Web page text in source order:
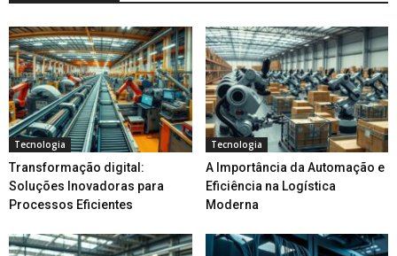
Tecnologia
Transformação digital:
Soluções Inovadoras para
Processos Eficientes
Tecnologia
A Importância da Automação e
Eficiência na Logística
Moderna